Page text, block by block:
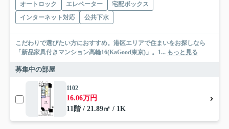
オートロック エレベーター
宅配ボックス
インターネット対応
公共下水
こだわりで選びたい方におすすめ。港区エリアで住まいをお探しなら
「新品家具付きマンション高輪16(KaGood東京)」。1... もっと見る
募集中の部屋
1102
16.06万円
11階 / 21.89㎡ / 1K